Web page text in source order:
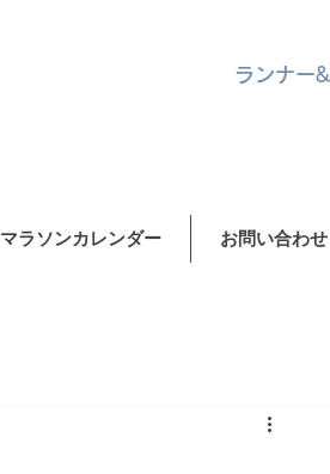
ランナー&
マラソンカレンダー お問い合わせ